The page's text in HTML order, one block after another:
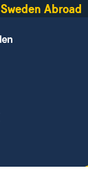
Sweden Abroad